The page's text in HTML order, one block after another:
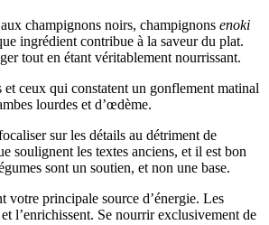
champignons noirs, champignons enoki
ingrédient contribue à la saveur du plat.
tout en étant véritablement nourrissant.
et ceux qui constatent un gonflement matinal
lourdes et d’œdème.
sur les détails au détriment de
soulignent les textes anciens, et il est bon
sont un soutien, et non une base.
votre principale source d’énergie. Les
l’enrichissent. Se nourrir exclusivement de